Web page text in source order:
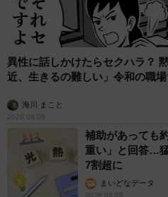
異性に話しかけたらセクハラ？
近、生きるの難しい」令和の職場
海川 まこと
2026.08.09
補助があっても
重い」と回答…
7割超に
まいどなデータ
2026.08.08